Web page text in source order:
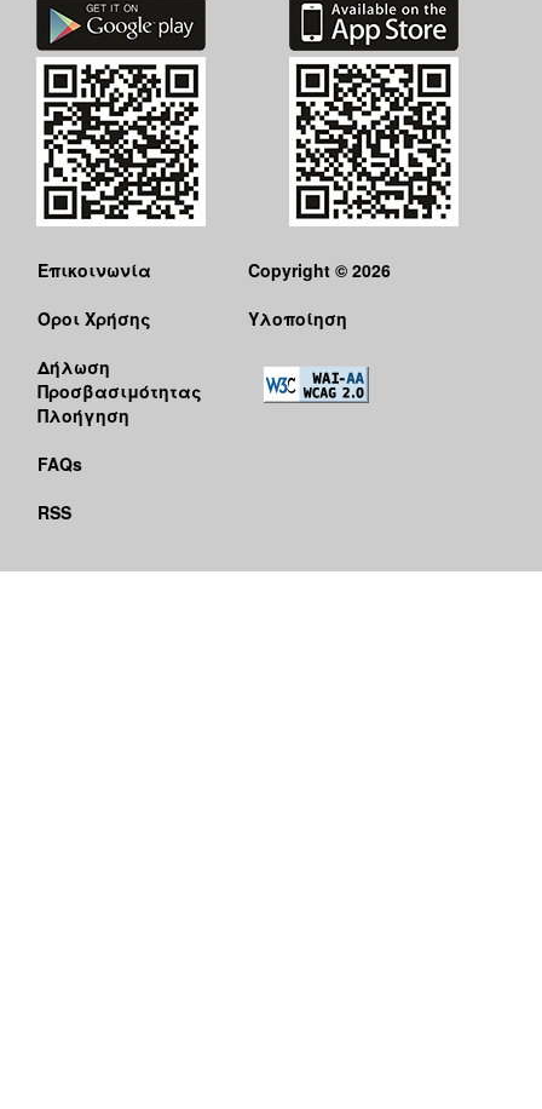
Επικοινωνία
Όροι Χρήσης
Δήλωση
Προσβασιμότητας
Πλοήγηση
FAQs
RSS
Copyright © 2026
Υλοποίηση